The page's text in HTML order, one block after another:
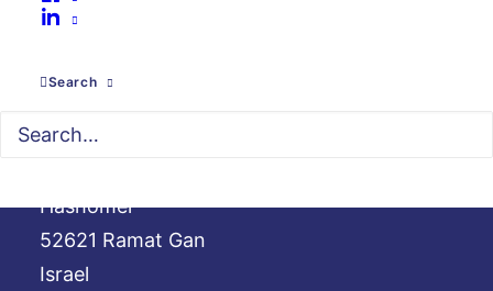
Search
Hashomer
52621 Ramat Gan
Israel